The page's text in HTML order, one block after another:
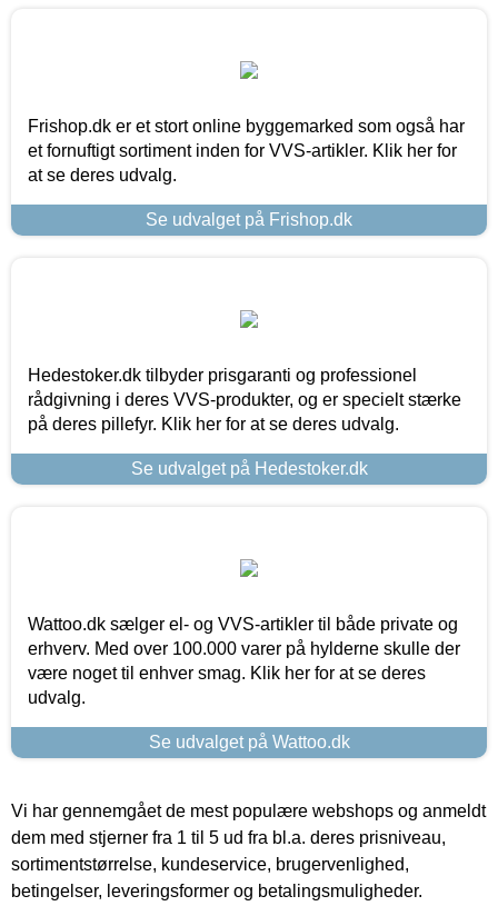
Frishop.dk er et stort online byggemarked som også har
et fornuftigt sortiment inden for VVS-artikler. Klik her for
at se deres udvalg.
Se udvalget på Frishop.dk
Hedestoker.dk tilbyder prisgaranti og professionel
rådgivning i deres VVS-produkter, og er specielt stærke
på deres pillefyr. Klik her for at se deres udvalg.
Se udvalget på Hedestoker.dk
Wattoo.dk sælger el- og VVS-artikler til både private og
erhverv. Med over 100.000 varer på hylderne skulle der
være noget til enhver smag. Klik her for at se deres
udvalg.
Se udvalget på Wattoo.dk
Vi har gennemgået de mest populære webshops og anmeldt
dem med stjerner fra 1 til 5 ud fra bl.a. deres prisniveau,
sortimentstørrelse, kundeservice, brugervenlighed,
betingelser, leveringsformer og betalingsmuligheder.